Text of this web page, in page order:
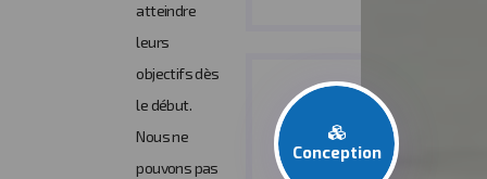
atteindre
leurs
objectifs dès
le début.
Nous ne
pouvons pas
Conception